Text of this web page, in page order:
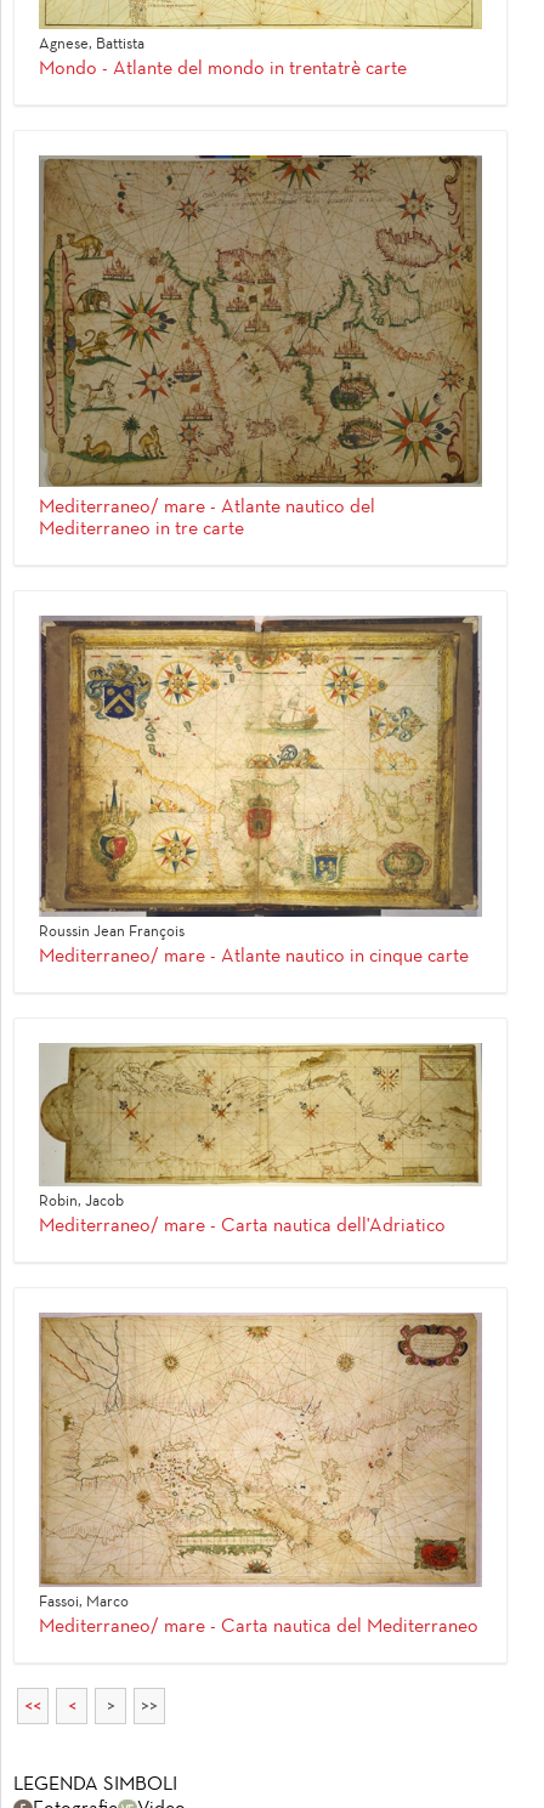
Agnese, Battista
Mondo - Atlante del mondo in trentatrè carte
Mediterraneo/ mare - Atlante nautico del
Mediterraneo in tre carte
Roussin Jean François
Mediterraneo/ mare - Atlante nautico in cinque carte
Robin, Jacob
Mediterraneo/ mare - Carta nautica dell'Adriatico
Fassoi, Marco
Mediterraneo/ mare - Carta nautica del Mediterraneo
<< < > >>
LEGENDA SIMBOLI